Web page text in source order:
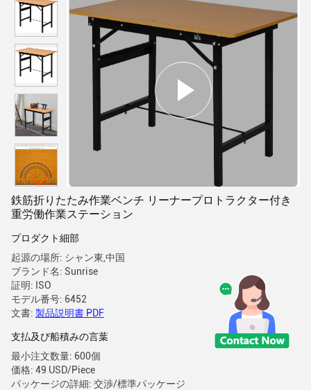
鉄筋折りたたみ作業ベンチ リーナープロトラクター付き
重労働作業ステーション
プロダクト細部
起源の場所: シャン東,中国
ブランド名: Sunrise
証明: ISO
モデル番号: 6452
文書: 製品説明書 PDF
支払及び船積みの言葉
最小注文数量: 600個
価格: 49 USD/Piece
パッケージの詳細: 交渉/標準パッケージ